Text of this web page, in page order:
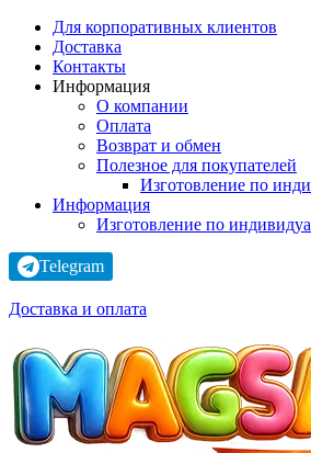
Для корпоративных клиентов
Доставка
Контакты
Информация
О компании
Оплата
Возврат и обмен
Полезное для покупателей
Изготовление по
Информация
Изготовление по
Telegram
Доставка и оплата